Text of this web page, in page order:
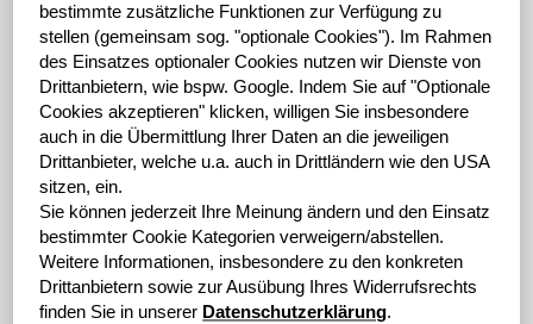
Baden-Baden, den 16. März 2016: Die derzeitige
Firmierung des Unternehmens enthält ihr traditionelles
Betätigungsfeld, das Leasing, im Namen. Innerhalb der
grenke Gruppe wurden in den vergangenen Jahren
weitere verwandte Geschäftsbereiche, insbesondere
das Factoring und Bankgeschäfte erschlossen.
Um diesen gewandelten Verhältnissen Rechnung zu
tragen, liegt es nahe, die in der aktuellen
Unternehmensbezeichnung zum Ausdruck kommende
Fokussierung auf das Leasinggeschäft künftig
aufzugeben.
bestimmte zusätzliche Funktionen zur Verfügung zu
stellen (gemeinsam sog. "optionale Cookies").
Im Rahmen
des Einsatzes optionaler Cookies nutzen wir Dienste von
Drittanbietern, wie bspw. Google.
Indem Sie auf "Optionale
Cookies akzeptieren" klicken, willigen Sie insbesondere
auch in die Übermittlung Ihrer Daten an die jeweiligen
Drittanbieter, welche u.a. auch in Drittländern wie den USA
sitzen, ein.
Sie können jederzeit Ihre Meinung ändern und den Einsatz
bestimmter Cookie Kategorien verweigern/abstellen.
Weitere Informationen, insbesondere zu den konkreten
Drittanbietern sowie zur Ausübung Ihres Widerrufsrechts
finden Sie in unserer Datenschutzerklärung.